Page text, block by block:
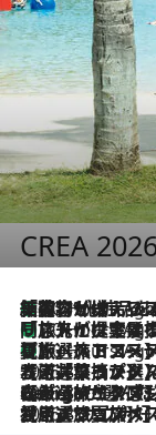
CREA
10 Hours Ago
「荷物が増えるほど旅ストレスは増す」美容ジャーナリストがたどり着いた最終結論。“化粧品を劇的に減らす”感動の凝縮美容とは
10 Hours Ago
「旅先には金髪ウィッグを持参」日本と同じメイ
10 Hours Ago
【厳選旅コスメ】「身軽さ＆UV対策重視！」ヘアアーティストshucoが選んだ夏旅ベストコスメを発表【Mサイズジップ】
2026.8.5
【厳選旅コスメ】国内をあちこち移動する河井菜摘が選んだ夏旅ベストコスメ発表！「リラックスアイテムはマスト」【Mサイズジップ】
2026.8.4
【厳選旅コスメ】「紫外線＆乾燥対策しながらメイク感も！」ヘア＆メイクGeorgeが選んだ
2026.8.3
【厳選旅コスメ】「保湿もタイパ重視！」“サウナ好き”タレント清水みさとが愛用する夏旅ベストコスメを発表！【Mサイズジップ】